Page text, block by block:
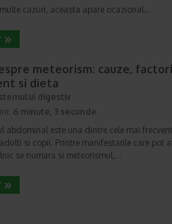
cazuri, aceasta apare ocazional…
meteorism: cauze,
si dieta
digestiv
6 minute, 3 secunde
abdominal este una dintre cele mai
si copii. Printre manifestarile care pot
se numara si meteorismul,…